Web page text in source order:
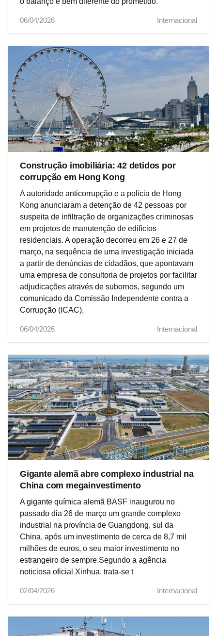
06/04/2026 Internacional
Construção imobiliária: 42 detidos por
corrupção em Hong Kong
A autoridade anticorrupção e a polícia de Hong
Kong anunciaram a detenção de 42 pessoas por
suspeita de infiltração de organizações criminosas
em projetos de manutenção de edifícios
residenciais. A operação decorreu em 26 e 27 de
março, na sequência de uma investigação iniciada
a partir de denúncias de cidadãos, que apontavam
uma empresa de consultoria de projetos por facilitar
adjudicações através de subornos, segundo um
comunicado da Comissão Independente contra a
Corrupção (ICAC).
06/04/2026 Internacional
Gigante alemã abre complexo industrial na
China com megainvestimento
A gigante química alemã BASF inaugurou no
passado dia 26 de março um grande complexo
industrial na província de Guangdong, sul da
China, após um investimento de cerca de 8,7 mil
milhões de euros, o seu maior investimento no
estrangeiro de sempre.Segundo a agência
noticiosa oficial Xinhua, trata-se t
02/04/2026 Internacional